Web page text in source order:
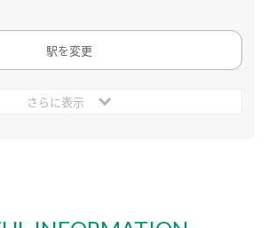
駅を変更
さらに表示